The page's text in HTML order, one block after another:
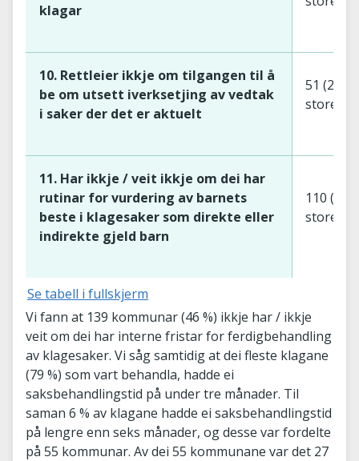
klagar
10. Rettleier ikkje om tilgangen til å
be om utsett iverksetjing av vedtak
i saker der det er aktuelt
51 (24
store)
11. Har ikkje / veit ikkje om dei har
rutinar for vurdering av barnets
beste i klagesaker som direkte eller
indirekte gjeld barn
110 (63
store)
Se tabell i fullskjerm
Vi fann at 139 kommunar (46 %) ikkje har / ikkje
veit om dei har interne fristar for ferdigbehandling
av klagesaker. Vi såg samtidig at dei fleste klagane
(79 %) som vart behandla, hadde ei
saksbehandlingstid på under tre månader. Til
saman 6 % av klagane hadde ei saksbehandlingstid
på lengre enn seks månader, og desse var fordelte
på 55 kommunar. Av dei 55 kommunane var det 27